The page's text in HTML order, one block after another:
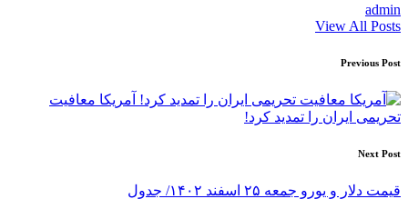
admin
View All Posts
Post
navigation
Previous Post
آمریکا معافیت
تحریمی ایران را تمدید کرد!
Next Post
قیمت دلار و یورو جمعه ۲۵ اسفند ۱۴۰۲/ جدول